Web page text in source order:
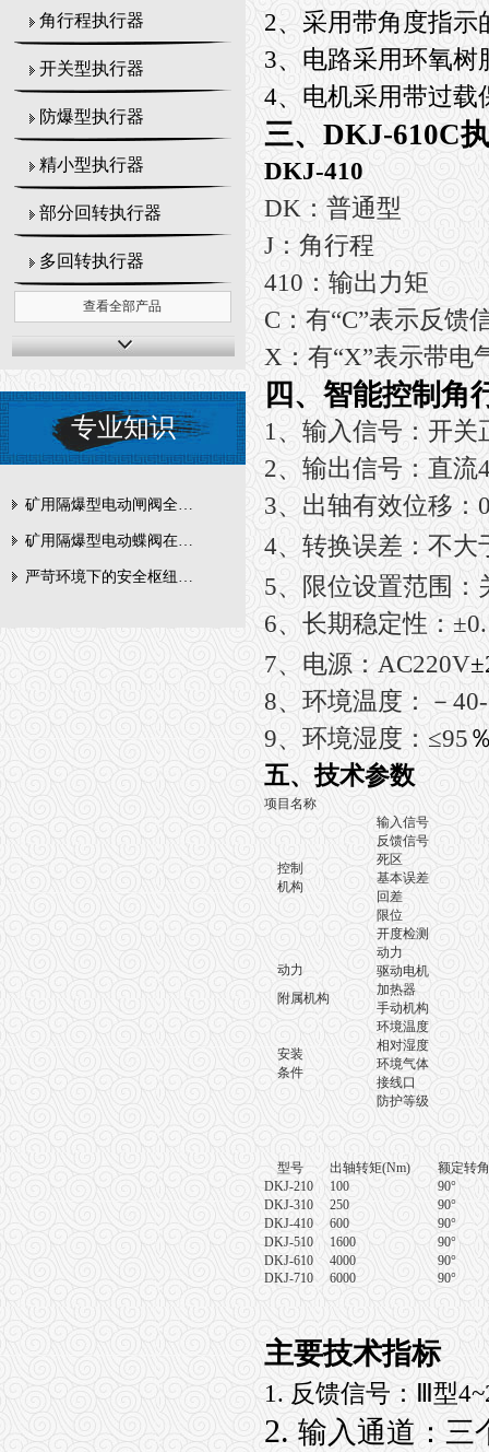
角行程执行器
开关型执行器
防爆型执行器
精小型执行器
部分回转执行器
多回转执行器
查看全部产品
专业知识
矿用隔爆型电动闸阀全周期维护与故障排查要点
矿用隔爆型电动蝶阀在瓦斯管道控制中的防爆设计与安全标准解析
严苛环境下的安全枢纽：矿用隔爆型电动闸阀的技术剖析
2、采用带角度指
3、电路采用环氧树
4、电机采用带过载
三、 DKJ-610C
DKJ-410
DK：普通型
J：角行程
410：输出力矩
C：有“C”表示反馈
X：有“X”表示带电
四、 智能控制角
1、输入信号：开关
2、输出信号：直流
3、出轴有效位移：
4、转换误差：不大
5、限位设置范围：
6、长期稳定性：
7、电源：AC220V
8、环境温度：－
9、环境湿度：≤95
五、技术参数
项目名称
控制
机构
输入信号
反馈信号
死区
基本误差
回差
限位
开度检测
精
动力
动力
驱动电机
附属机构
加热器
手动机构
安装
条件
环境温度
相对湿度
环境气体
接线口
防护等级
型号 出轴转矩(Nm)
额定转角
DKJ-210
100
90°
DKJ-310
250
90°
DKJ-410
600
90°
DKJ-510
1600
90°
DKJ-610
4000
90°
DKJ-710
6000 90°
主要技术指标
1.反馈信号：Ⅲ型
2. 输入通道：三